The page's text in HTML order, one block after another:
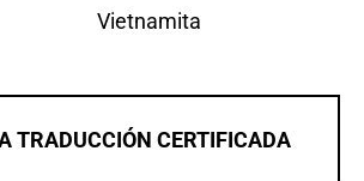
Vietnamita
TRADUCCIÓN CERTIFICADA